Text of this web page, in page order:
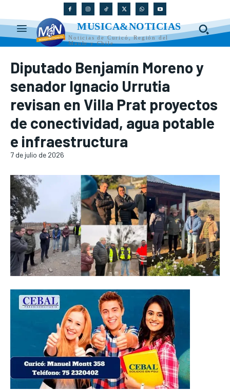
MUSICA&NOTICIAS
Noticias de Curicó, Región del
Maule y Chile
Diputado Benjamín Moreno y
senador Ignacio Urrutia
revisan en Villa Prat proyectos
de conectividad, agua potable
e infraestructura
7 de julio de 2026